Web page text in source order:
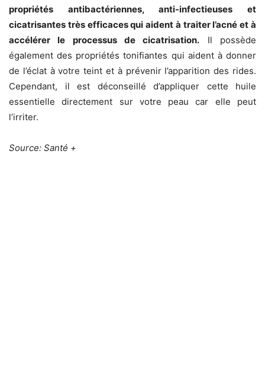
propriétés antibactériennes, anti-infectieuses et
cicatrisantes très efficaces qui aident à traiter l’acné et à
accélérer le processus de cicatrisation. Il possède
également des propriétés tonifiantes qui aident à donner
de l’éclat à votre teint et à prévenir l’apparition des rides.
Cependant, il est déconseillé d’appliquer cette huile
essentielle directement sur votre peau car elle peut
l’irriter.
Source: Santé +